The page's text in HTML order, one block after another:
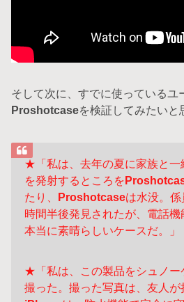
そして次に、すでに使っている
Proshotcaseを検証してみたいと
★「私は、去年の夏に家族と一
を発射するところを
たり、
Proshotcaseは水没。
時間半後発見されたが、電話
本当に素晴らしいケースだ。」
★「私は、この製品をシュノー
撮った。撮った写真は、友人